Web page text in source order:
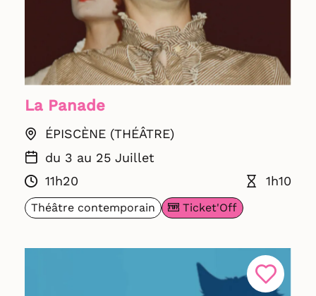
La Panade
ÉPISCÈNE (THÉÂTRE)
du 3 au 25 Juillet
11h20
1h10
Théâtre contemporain Ticket'Off